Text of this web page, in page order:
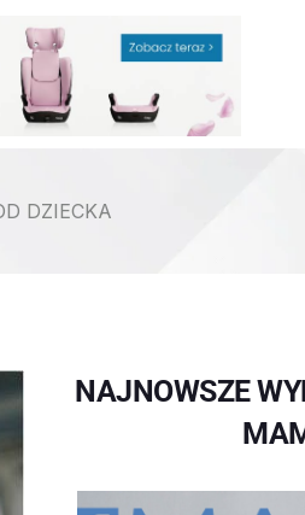
DZIECKA
NAJNOWSZE